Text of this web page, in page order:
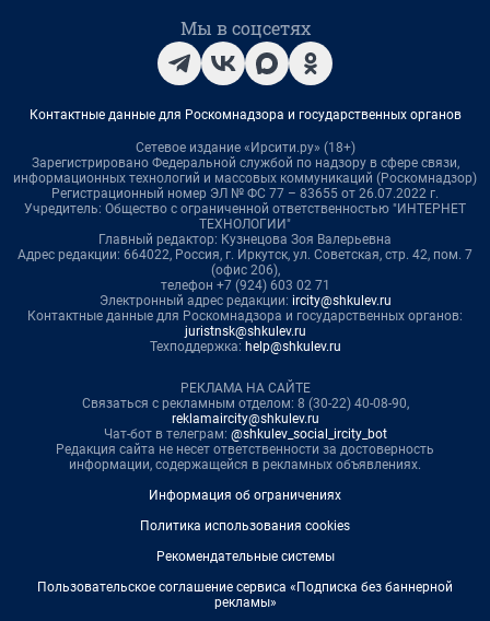
Мы в соцсетях
Контактные данные для Роскомнадзора и государственных органов
Сетевое издание «Ирсити.ру» (18+)
Зарегистрировано Федеральной службой по надзору в сфере связи,
информационных технологий и массовых коммуникаций (Роскомнадзор)
Регистрационный номер ЭЛ № ФС 77 – 83655 от 26.07.2022 г.
Учредитель: Общество с ограниченной ответственностью "ИНТЕРНЕТ
ТЕХНОЛОГИИ"
Главный редактор: Кузнецова Зоя Валерьевна
Адрес редакции: 664022, Россия, г. Иркутск, ул. Советская, стр. 42, пом. 7
(офис 206),
телефон +7 (924) 603 02 71
Электронный адрес редакции: ircity@shkulev.ru
Контактные данные для Роскомнадзора и государственных органов:
juristnsk@shkulev.ru
Техподдержка: help@shkulev.ru
РЕКЛАМА НА САЙТЕ
Связаться с рекламным отделом: 8 (30-22) 40-08-90,
reklamaircity@shkulev.ru
Чат-бот в телеграм: @shkulev_social_ircity_bot
Редакция сайта не несет ответственности за достоверность
информации, содержащейся в рекламных объявлениях.
Информация об ограничениях
Политика использования cookies
Рекомендательные системы
Пользовательское соглашение сервиса «Подписка без баннерной
рекламы»